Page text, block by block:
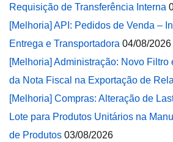
Requisição de Transferência Interna
[Melhoria] API: Pedidos de Venda –
Entrega e Transportadora 04/08/2026
[Melhoria] Administração: Novo Filtro
da Nota Fiscal na Exportação de
[Melhoria] Compras: Alteração de
Lote para Produtos Unitários na
de Produtos 03/08/2026